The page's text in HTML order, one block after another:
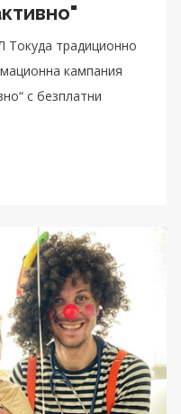
традиционно
кампания
с безплатни